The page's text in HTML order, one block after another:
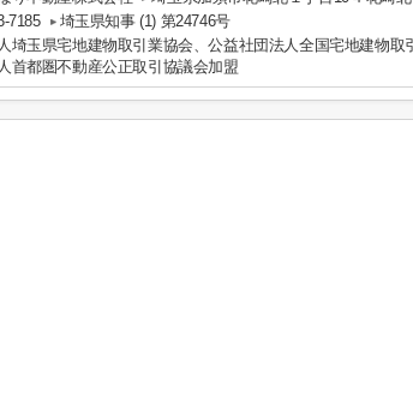
7185
埼玉県知事 (1) 第24746号
埼玉県宅地建物取引業協会、公益社団法人全国宅地建物取
首都圏不動産公正取引協議会加盟